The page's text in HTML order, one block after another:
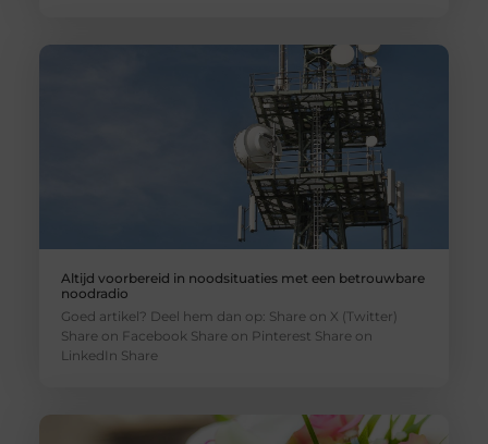
Altijd voorbereid in noodsituaties met een betrouwbare
noodradio
Goed artikel? Deel hem dan op: Share on X (Twitter)
Share on Facebook Share on Pinterest Share on
LinkedIn Share